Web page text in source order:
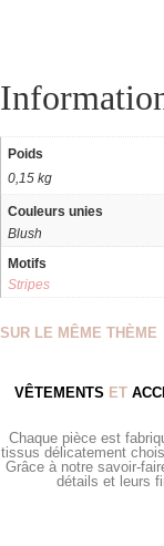
Poids
0,15 kg
Couleurs unies
Blush
Motifs
Stripes
SUR LE MÊME THÈME
VÊTEMENTS ET
Chaque pièce est
tissus délicatement
Grâce à notre savoir-
détails et leurs